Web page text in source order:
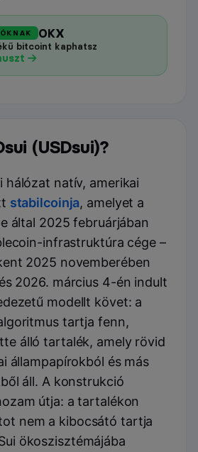
OKX
bitcoint kaphatsz
(USDsui)?
hálózat natív, amerikai
stabilcoinja, amelyet a
által 2025 februárjában
infrastruktúra cége –
2025 novemberében
2026. március 4-én indult
modellt követ: a
tartja fenn,
álló tartalék, amely rövid
állampapírokból és más
áll. A konstrukció
útja: a tartalékon
nem a kibocsátó tartja
ökoszisztémájába